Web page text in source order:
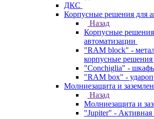
ДКС
Корпусные решения для
Назад
Корпусные
автоматизации
"RAM block" -
корпусные решения
"Conchiglia" -
"RAM box" -
Молниезащита и
Назад
Молниезащита и
"Jupiter" -